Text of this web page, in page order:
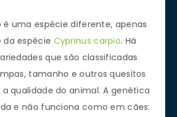
uma espécie diferente, apenas
da espécie Cyprinus carpio. Há
que são classificadas
tamanho e outros quesitos
qualidade do animal. A genética
e não funciona como em cães: